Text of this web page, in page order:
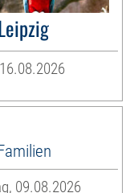
09.08.2026